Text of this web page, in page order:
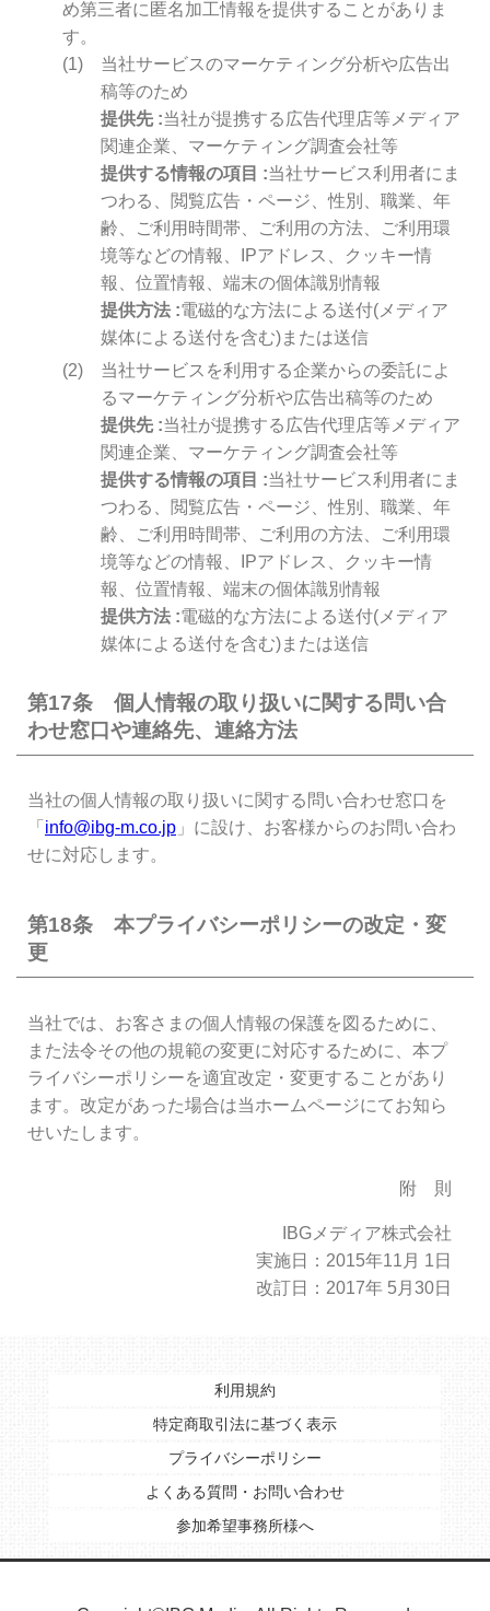
め第三者に匿名加工情報を提供することがありま
す。
当社サービスのマーケティング分析や広告出
稿等のため
提供先 当社が提携する広告代理店等メディア
関連企業、マーケティング調査会社等
提供する情報の項目
当社サービス利用者にま
つわる、閲覧広告・ページ、性別、職業、年
齢、ご利用時間帯、ご利用の方法、ご利用環
境等などの情報、IPアドレス、クッキー情
報、位置情報、端末の個体識別情報
提供方法 電磁的な方法による送付(メディア
媒体による送付を含む)または送信
当社サービスを利用する企業からの委託によ
るマーケティング分析や広告出稿等のため
提供先 当社が提携する広告代理店等メディア
関連企業、マーケティング調査会社等
提供する情報の項目
当社サービス利用者にま
つわる、閲覧広告・ページ、性別、職業、年
齢、ご利用時間帯、ご利用の方法、ご利用環
境等などの情報、IPアドレス、クッキー情
報、位置情報、端末の個体識別情報
提供方法 電磁的な方法による送付(メディア
媒体による送付を含む)または送信
第17条 個人情報の取り扱いに関する問い合
わせ窓口や連絡先、連絡方法
当社の個人情報の取り扱いに関する問い合わせ窓口を
「 info@ibg-m.co.jp 」に設け、お客様からのお問い合わ
せに対応します。
第18条 本プライバシーポリシーの改定・変
更
当社では、お客さまの個人情報の保護を図るために、
また法令その他の規範の変更に対応するために、本プ
ライバシーポリシーを適宜改定・変更することがあり
ます。改定があった場合は当ホームページにてお知ら
せいたします。
附 則
IBGメディア株式会社
実施日：2015年11月 1日
改訂日：2017年 5月30日
利用規約
特定商取引法に基づく表示
プライバシーポリシー
よくある質問・お問い合わせ
参加希望事務所様へ